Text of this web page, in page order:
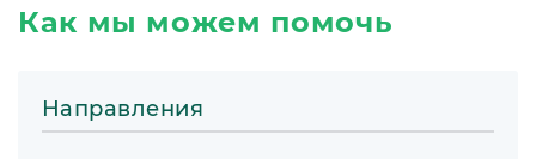
Как мы можем помочь
Направления